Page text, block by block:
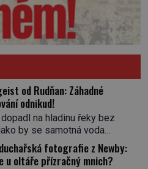
od Rudňan: Záhadné
odnikud!
na hladinu řeky bez
by se samotná voda
mlčet. Mladší z chlapců
strhl ruku, ale další úder ho
fotografie z Newby:
u oltáře přízračný mnich?